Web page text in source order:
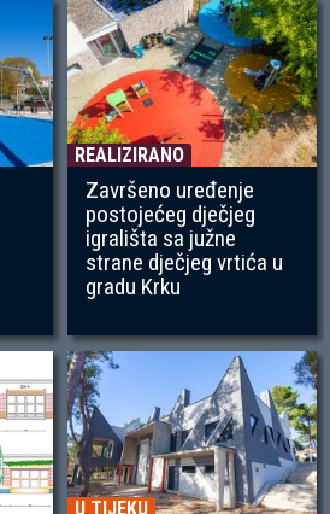
REALIZIRANO
Završeno uređenje
postojećeg dječjeg
igrališta sa južne
strane dječjeg vrtića u
gradu Krku
U TIJEKU